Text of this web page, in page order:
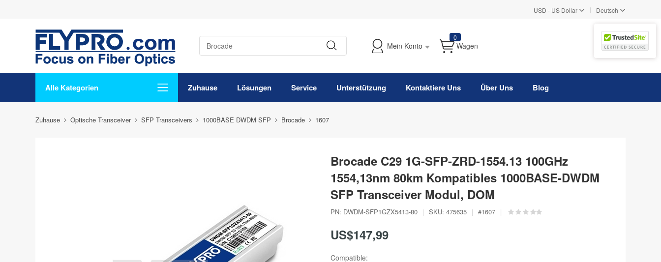
USD - US Dollar | Deutsch
Mein Konto
0
Wagen
Alle Kategorien Zuhause Lösungen Service Unterstützung Kontaktiere Uns Über Uns Blog
Zuhause Optische Transceiver SFP Transceivers 1000BASE DWDM SFP Brocade 1607
Brocade C29 1G-SFP-ZRD-1554.13 100GHz
1554,13nm 80km Kompatibles 1000BASE-DWDM
SFP Transceiver Modul, DOM
PN: DWDM-SFP1GZX5413-80 | SKU: 475635 | #1607 |
US$147,99
Compatible: